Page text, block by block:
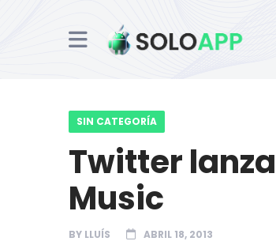
SIN CATEGORÍA
Twitter
Music
BY LLUÍS ABRIL 18, 2013